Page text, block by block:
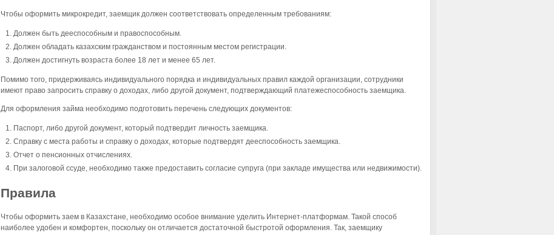
Чтобы оформить микрокредит, заемщик должен соответствовать определенным требованиям:
Должен быть дееспособным и правоспособным.
Должен обладать казахским гражданством и постоянным местом регистрации.
Должен достигнуть возраста более 18 лет и менее 65 лет.
Помимо того, придерживаясь индивидуального порядка и индивидуальных правил каждой организации, сотрудники
имеют право запросить справку о доходах, либо другой документ, подтверждающий платежеспособность заемщика.
Для оформления займа необходимо подготовить перечень следующих документов:
Паспорт, либо другой документ, который подтвердит личность заемщика.
Справку с места работы и справку о доходах, которые подтвердят дееспособность заемщика.
Отчет о пенсионных отчислениях.
При залоговой ссуде, необходимо также предоставить согласие супруга (при закладе имущества или недвижимости).
Правила
Чтобы оформить заем в Казахстане, необходимо особое внимание уделить Интернет-платформам. Такой способ
наиболее удобен и комфортен, поскольку он отличается достаточной быстротой оформления. Так, заемщику